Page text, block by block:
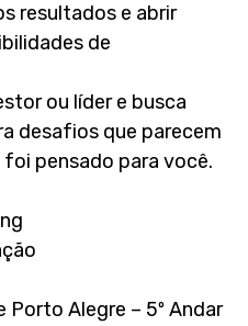
resultados e abrir
de
ou líder e busca
desafios que parecem
pensado para você.
Alegre – 5º Andar